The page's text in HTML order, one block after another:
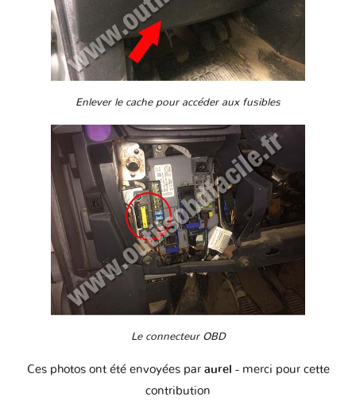
Enlever le cache pour accéder aux fusibles
Le connecteur OBD
Ces photos ont été envoyées par aurel - merci pour cette
contribution